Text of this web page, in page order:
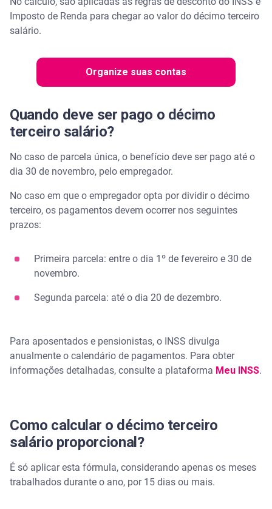
Imposto de Renda para chegar ao valor do décimo terceiro
salário.
Organize suas contas
Quando deve ser pago o décimo
terceiro salário?
No caso de parcela única, o benefício deve ser pago até o
dia 30 de novembro, pelo empregador.
No caso em que o empregador opta por dividir o décimo
terceiro, os pagamentos devem ocorrer nos seguintes
prazos:
Primeira parcela: entre o dia 1º de fevereiro e 30 de
novembro.
Segunda parcela: até o dia 20 de dezembro.
Para aposentados e pensionistas, o INSS divulga
anualmente o calendário de pagamentos. Para obter
informações detalhadas, consulte a plataforma Meu INSS.
Como calcular o décimo terceiro
salário proporcional?
É só aplicar esta fórmula, considerando apenas os meses
trabalhados durante o ano, por 15 dias ou mais.